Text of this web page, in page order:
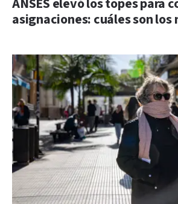
ANSES elevó los topes para
asignaciones: cuáles son